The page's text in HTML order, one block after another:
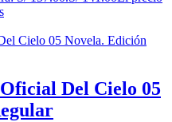
Del Cielo 05